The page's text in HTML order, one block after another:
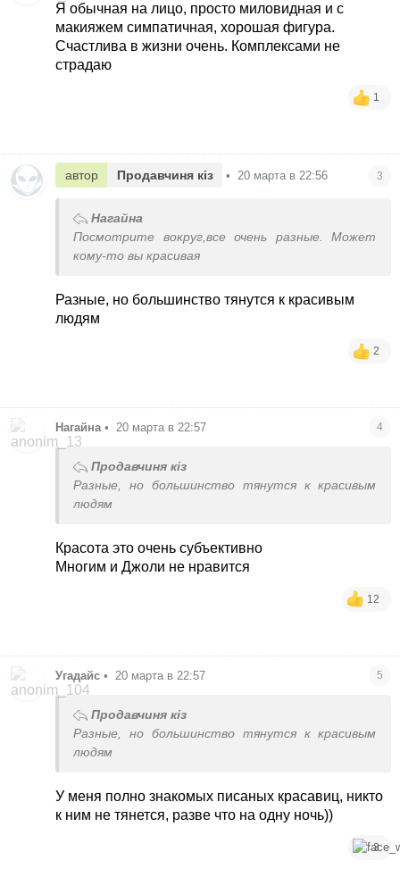
Я обычная на лицо, просто миловидная и с
макияжем симпатичная, хорошая фигура.
Счастлива в жизни очень. Комплексами не
страдаю
1
автор Продавчиня кіз • 20 марта в 22:56 3
Нагайна
Посмотрите вокруг,все очень разные. Может
кому-то вы красивая
Разные, но большинство тянутся к красивым
людям
2
Нагайна • 20 марта в 22:57 4
Продавчиня кіз
Разные, но большинство тянутся к красивым
людям
Красота это очень субъективно
Многим и Джоли не нравится
12
Угадайс • 20 марта в 22:57 5
Продавчиня кіз
Разные, но большинство тянутся к красивым
людям
У меня полно знакомых писаных красавиц, никто
к ним не тянется, разве что на одну ночь))
3